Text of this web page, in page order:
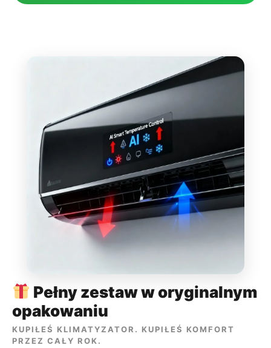
Pełny zestaw w oryginalnym
opakowaniu
KUPIŁEŚ KLIMATYZATOR. KUPIŁEŚ KOMFORT
PRZEZ CAŁY ROK.